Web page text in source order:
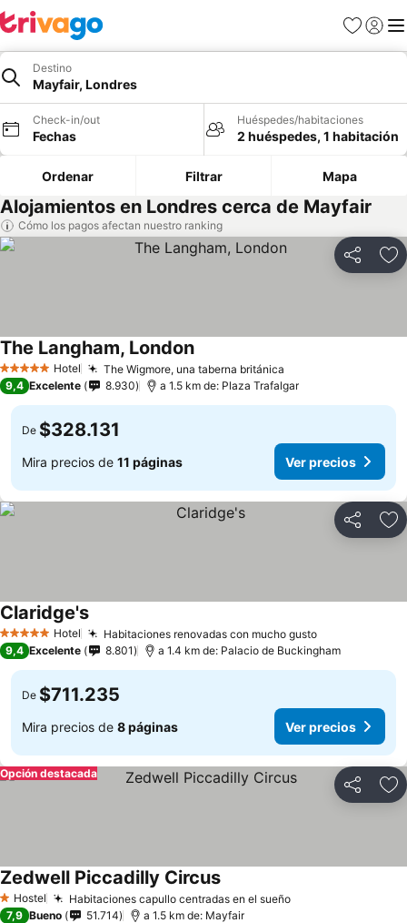
Favoritos
Iniciar
Destino
Mayfair, Londres
Check-in/out
Fechas
Huéspedes/habitaciones
2 huéspedes, 1 habitación
Ordenar Filtrar Mapa
Alojamientos en Londres cerca de Mayfair
Cómo los pagos afectan nuestro ranking
Compartir
5 Estrellas Hotel The Wigmore, una taberna británica
The Langham, LondonVer precios
9,4 Excelente 8.930 a 1.5 km de: Plaza Trafalgar
De $328.131
Mira precios de 11 páginas Ver precios
Compartir
5 Estrellas Hotel Habitaciones renovadas con mucho gustoVer precios
Claridge'sVer precios
9,4 Excelente 8.801 a 1.4 km de: Palacio de Buckingham
De $711.235
Mira precios de 8 páginas Ver precios
Compartir
Opción destacada
1 Estrellas
Hostel Habitaciones capullo centradas en el sueñoVer precios
Zedwell Piccadilly CircusVer precios
7,9 Bueno 51.714 a 1.5 km de: Mayfair